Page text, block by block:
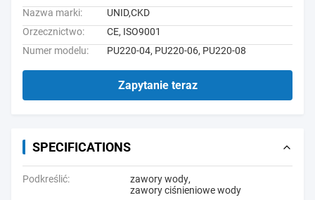
Nazwa marki:
UNID,CKD
Orzecznictwo:
CE, ISO9001
Numer modelu:
PU220-04, PU220-06, PU220-08
Zapytanie teraz
SPECIFICATIONS
Podkreślić: zawory wody,
zawory ciśnieniowe wody